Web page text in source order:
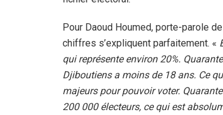
Pour Daoud Houmed, porte-parole
chiffres s’expliquent parfaitement. «
qui représente environ 20%.
Djiboutiens a moins de 18 ans. Ce
majeurs pour pouvoir voter.
200 000 électeurs, ce qui est